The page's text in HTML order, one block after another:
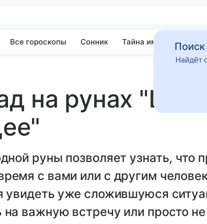
Все гороскопы Сонник Тайна имени
на рунах "Шаг
руны позволяет узнать, что
с вами или с другим
увидеть уже сложившуюся
на важную встречу или просто не
Поиск
Найдёт